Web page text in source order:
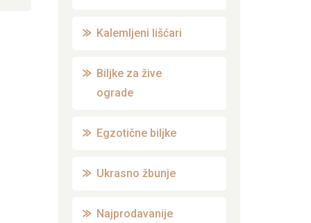
Kalemljeni lišćari
Biljke za žive
ograde
Egzotične biljke
Ukrasno žbunje
Najprodavanije